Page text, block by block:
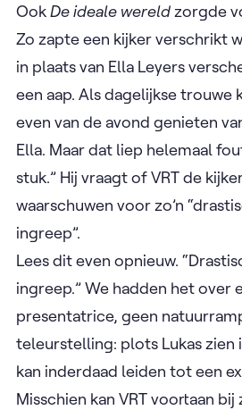
OokDe ideale wereldzorgde
Zo zapte een kijker verschrikt
in plaats van Ella Leyers
een aap. Als dagelijkse trouwe
even van de avond genieten
Ella. Maar dat liep helemaal
stuk.” Hij vraagt of VRT de
waarschuwen voor zo’n
ingreep”.
Lees dit even opnieuw.
ingreep.” We hadden het over
presentatrice, geen
teleurstelling: plots Lukas zien
kan inderdaad leiden tot een
Misschien kan VRT voortaan